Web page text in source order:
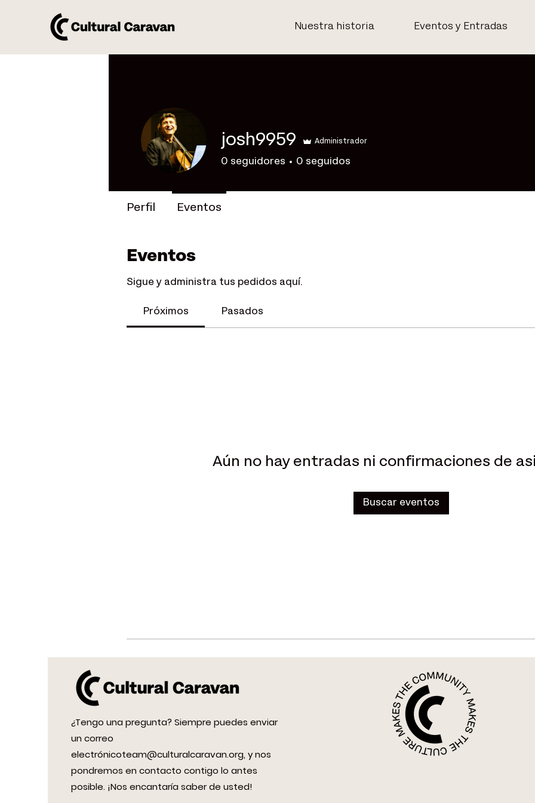
Nuestra historia Eventos y Entradas
Eventos
Sigue y administra tus pedidos aquí.
Próximos Pasados
Aún no hay entradas ni confirmaciones de
Buscar eventos
josh9959 Administrador
0 seguidores 0 seguidos
Perfil Eventos
¿Tengo una pregunta? Siempre puedes enviar
un correo
electrónicoteam@culturalcaravan.org, y nos
pondremos en contacto contigo lo antes
posible. ¡Nos encantaría saber de usted!